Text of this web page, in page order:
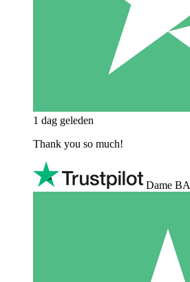
1 dag geleden
Thank you so much!
Dame BA